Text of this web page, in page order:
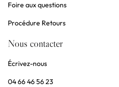
Foire aux questions
Procédure Retours
Nous contacter
Écrivez-nous
04 66 46 56 23